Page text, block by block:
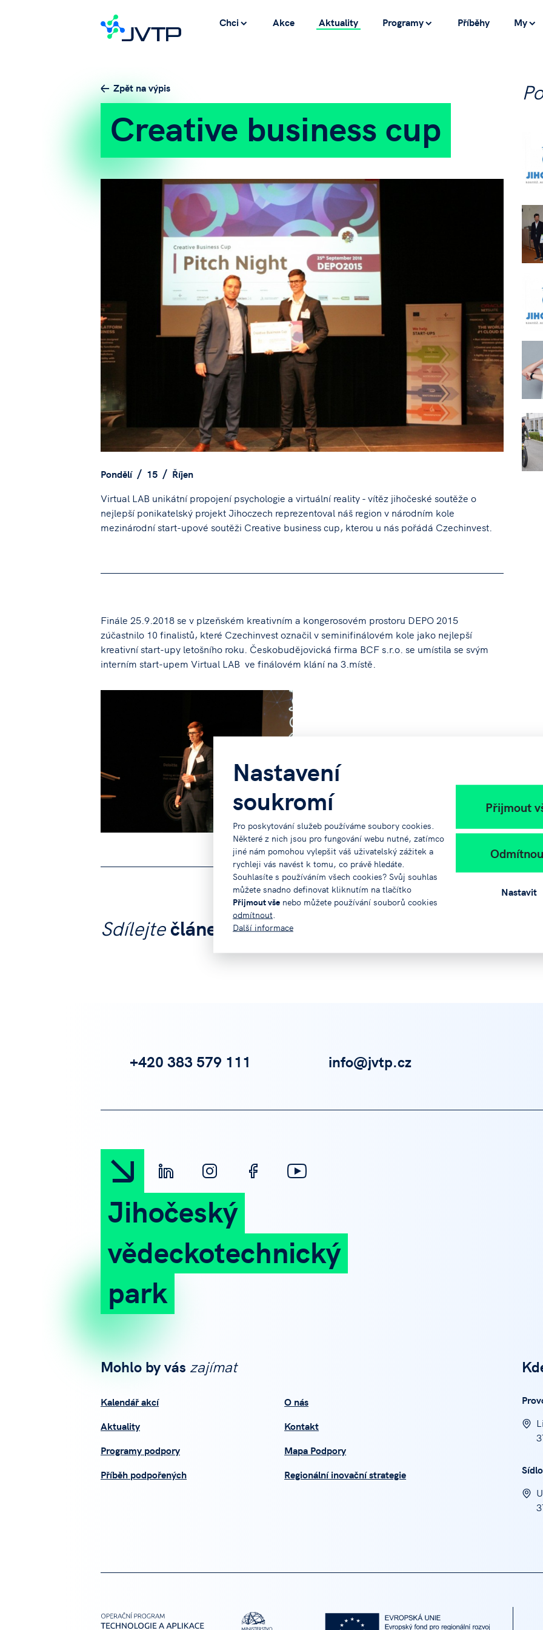
Nastavení
soukromí
Pro poskytování služeb používáme soubory cookies.
Některé z nich jsou pro fungování webu nutné, zatímco
jiné nám pomohou vylepšit váš uživatelský zážitek a
rychleji vás navést k tomu, co právě hledáte.
Souhlasíte s používáním všech cookies? Svůj souhlas
můžete snadno definovat kliknutím na tlačítko
Přijmout vše nebo můžete používání souborů cookies
odmítnout
Další informace
Přijmout
Nastavit
Chci Akce Aktuality Programy Příběhy My
Zpět na výpis
Creative business cup
Pondělí 15
Říjen
Virtual LAB unikátní propojení psychologie a virtuální reality - vítěz jihočeské soutěže o
nejlepší ponikatelský projekt Jihoczech reprezentoval náš region v národním kole
mezinárodní start-upové soutěži Creative business cup, kterou u nás pořádá Czechinvest.
Finále 25.9.2018 se v plzeňském kreativním a kongerosovém prostoru DEPO 2015
zúčastnilo 10 finalistů, které Czechinvest označil v seminifinálovém kole jako nejlepší
kreativní start-upy letošního roku. Českobudějovická firma BCF s.r.o. se umístila se svým
interním start-upem Virtual LAB ve finálovém klání na 3.místě.
Sdílejtečlánek na:
+420 383 579 111 info@jvtp.cz
Jihočeský
vědeckotechnický
park
Mohlo by vás zajímat
Kalendář akcí
Aktuality
Programy podpory
Příběh podpořených
O nás
Kontakt
Mapa Podpory
Regionální inovační strategie
Sídlo